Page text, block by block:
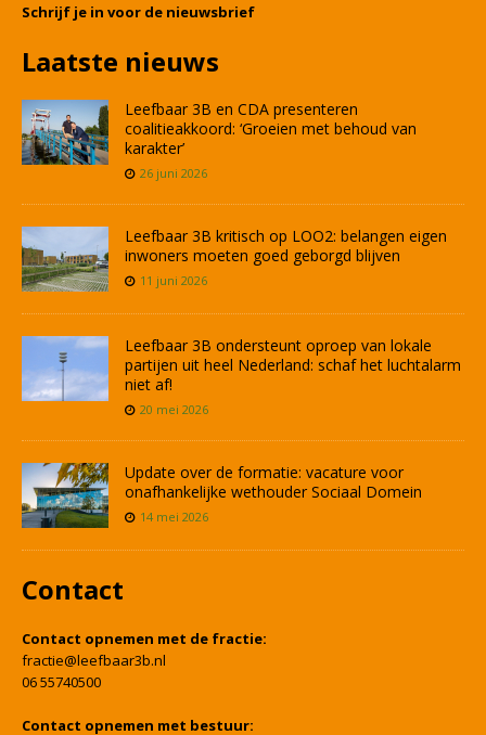
Schrijf je in voor de nieuwsbrief
Laatste nieuws
Leefbaar 3B en CDA presenteren
coalitieakkoord: ‘Groeien met behoud van
karakter’
26 juni 2026
Leefbaar 3B kritisch op LOO2: belangen eigen
inwoners moeten goed geborgd blijven
11 juni 2026
Leefbaar 3B ondersteunt oproep van lokale
partijen uit heel Nederland: schaf het luchtalarm
niet af!
20 mei 2026
Update over de formatie: vacature voor
onafhankelijke wethouder Sociaal Domein
14 mei 2026
Contact
Contact opnemen met de fractie:
fractie@leefbaar3b.nl
06 55740500
Contact opnemen met bestuur: